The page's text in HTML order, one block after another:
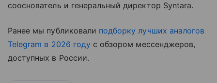
сооснователь и генеральный директор Syntara.
Ранее мы публиковали подборку лучших аналогов
Telegram в 2026 году с обзором мессенджеров,
доступных в России.